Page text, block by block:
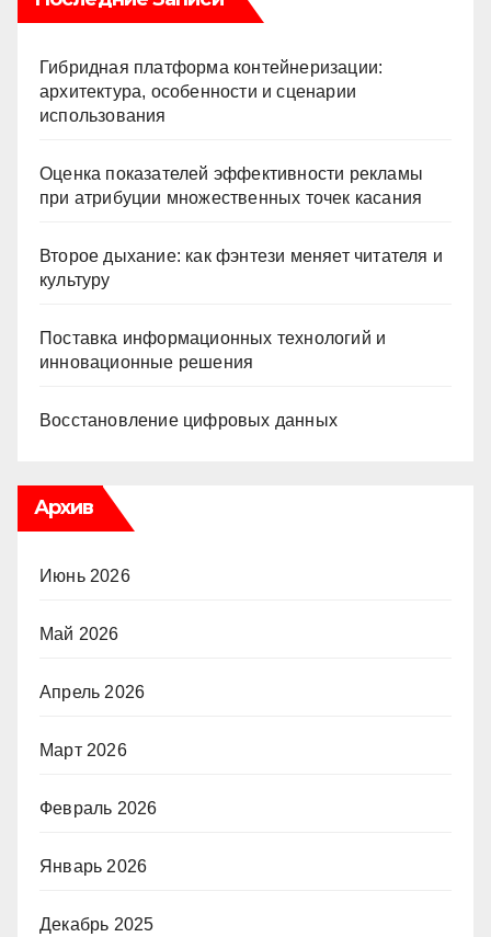
Гибридная платформа контейнеризации:
архитектура, особенности и сценарии
использования
Оценка показателей эффективности рекламы
при атрибуции множественных точек касания
Второе дыхание: как фэнтези меняет читателя и
культуру
Поставка информационных технологий и
инновационные решения
Восстановление цифровых данных
Архив
Июнь 2026
Май 2026
Апрель 2026
Март 2026
Февраль 2026
Январь 2026
Декабрь 2025